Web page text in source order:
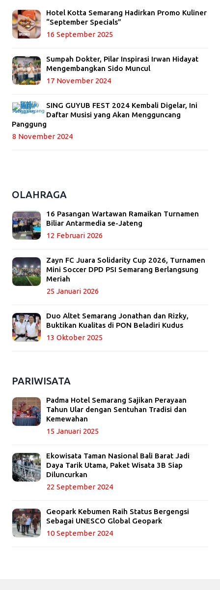
Hotel Kotta Semarang Hadirkan Promo Kuliner
“September Specials”
16 September 2025
Sumpah Dokter, Pilar Inspirasi Irwan Hidayat
Mengembangkan Sido Muncul
17 November 2024
SING GUYUB FEST 2024 Kembali Digelar, Ini
Daftar Musisi yang Akan Mengguncang
Panggung
8 November 2024
OLAHRAGA
16 Pasangan Wartawan Ramaikan Turnamen
Biliar Antarmedia se-Jateng
12 Februari 2026
Zayn FC Juara Solidarity Cup 2026, Turnamen
Mini Soccer DPD PSI Semarang Berlangsung
Meriah
25 Januari 2026
Duo Altet Semarang Jonathan dan Rizky,
Buktikan Kualitas di PON Beladiri Kudus
13 Oktober 2025
PARIWISATA
Padma Hotel Semarang Sajikan Perayaan
Tahun Ular dengan Sentuhan Tradisi dan
Kemewahan
15 Januari 2025
Ekowisata Taman Nasional Bali Barat Jadi
Daya Tarik Utama, Paket Wisata 3B Siap
Diluncurkan
22 September 2024
Geopark Kebumen Raih Status Bergengsi
Sebagai UNESCO Global Geopark
10 September 2024